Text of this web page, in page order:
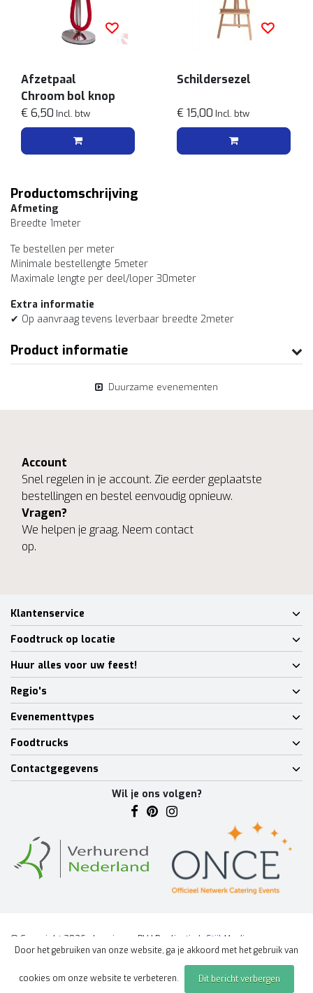
Afzetpaal
Chroom bol knop
€ 6,50 Incl. btw
Schildersezel
€ 15,00 Incl. btw
Productomschrijving
Afmeting
Breedte 1meter
Te bestellen per meter
Minimale bestellengte 5meter
Maximale lengte per deel/loper 30meter
Extra informatie
✔ Op aanvraag tevens leverbaar breedte 2meter
Product informatie
Duurzame evenementen
Account
Snel regelen in je account. Zie eerder geplaatste
bestellingen en bestel eenvoudig opnieuw.
Vragen?
We helpen je graag. Neem contact
op.
Klantenservice
Foodtruck op locatie
Huur alles voor uw feest!
Regio's
Evenementtypes
Foodtrucks
Contactgegevens
Wil je ons volgen?
© Copyright 2026 - Lumineux BV | Realisatie
InStijl Media
Algemene voorwaarden|Disclaimer|Privacy Policy|Sitemap |
Door het gebruiken van onze website, ga je akkoord met het gebruik van
cookies om onze website te verbeteren. Dit bericht verbergen